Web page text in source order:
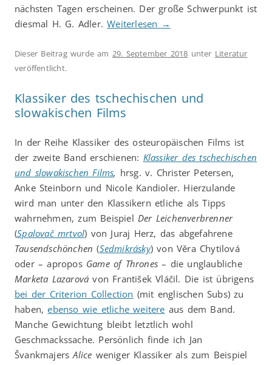
nächsten Tagen erscheinen. Der große Schwerpunkt ist
diesmal H. G. Adler.Weiterlesen →
Dieser Beitrag wurde am 29. September 2018 unter Literatur
veröffentlicht.
Klassiker des tschechischen und
slowakischen Films
In der Reihe Klassiker des osteuropäischen Films ist
der zweite Band erschienen: Klassiker des tschechischen
und slowakischen Films, hrsg. v. Christer Petersen,
Anke Steinborn und Nicole Kandioler. Hierzulande
wird man unter den Klassikern etliche als Tipps
wahrnehmen, zum Beispiel Der Leichenverbrenner
(Spalovač mrtvol) von Juraj Herz, das abgefahrene
Tausendschönchen (Sedmikrásky) von Věra Chytilová
oder – apropos Game of Thrones – die unglaubliche
Marketa Lazarová von František Vláčil. Die ist übrigens
bei der Criterion Collection (mit englischen Subs) zu
haben,ebenso wie etliche weitere aus dem Band.
Manche Gewichtung bleibt letztlich wohl
Geschmackssache. Persönlich finde ich Jan
ŠvankmajersAlice weniger Klassiker als zum Beispiel